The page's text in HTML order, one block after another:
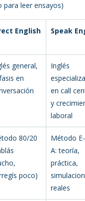
leer ensayos)
English Speak
general,
en
Inglés
en call
y
laboral
80/20
poco)
Método E-
A: teoría,
práctica,
reales